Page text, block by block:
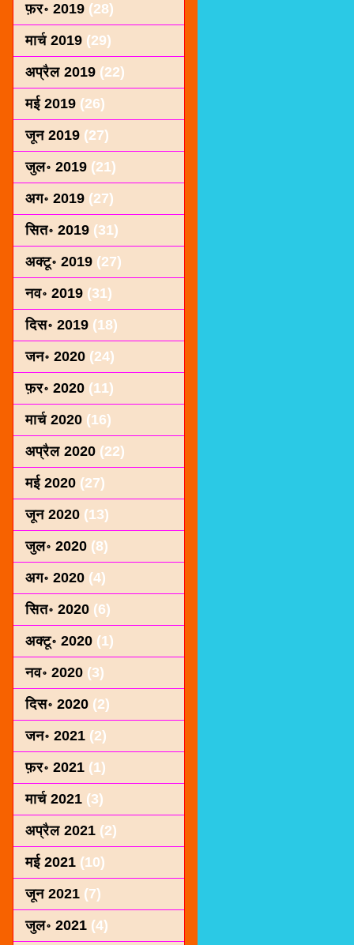
फ़र॰ 2019 (28)
मार्च 2019 (29)
अप्रैल 2019 (22)
मई 2019 (26)
जून 2019 (27)
जुल॰ 2019 (21)
अग॰ 2019 (27)
सित॰ 2019 (31)
अक्टू॰ 2019 (27)
नव॰ 2019 (31)
दिस॰ 2019 (18)
जन॰ 2020 (24)
फ़र॰ 2020 (11)
मार्च 2020 (16)
अप्रैल 2020 (22)
मई 2020 (27)
जून 2020 (13)
जुल॰ 2020 (8)
अग॰ 2020 (4)
सित॰ 2020 (6)
अक्टू॰ 2020 (1)
नव॰ 2020 (3)
दिस॰ 2020 (2)
जन॰ 2021 (2)
फ़र॰ 2021 (1)
मार्च 2021 (3)
अप्रैल 2021 (2)
मई 2021 (10)
जून 2021 (7)
जुल॰ 2021 (4)